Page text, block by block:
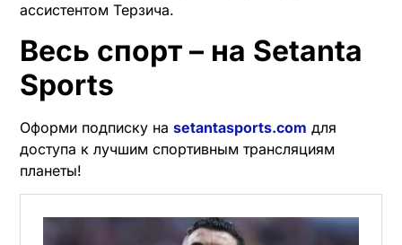
ассистентом Терзича.
Весь спорт – на Setanta
Sports
Оформи подписку на setantasports.com для
доступа к лучшим спортивным трансляциям
планеты!